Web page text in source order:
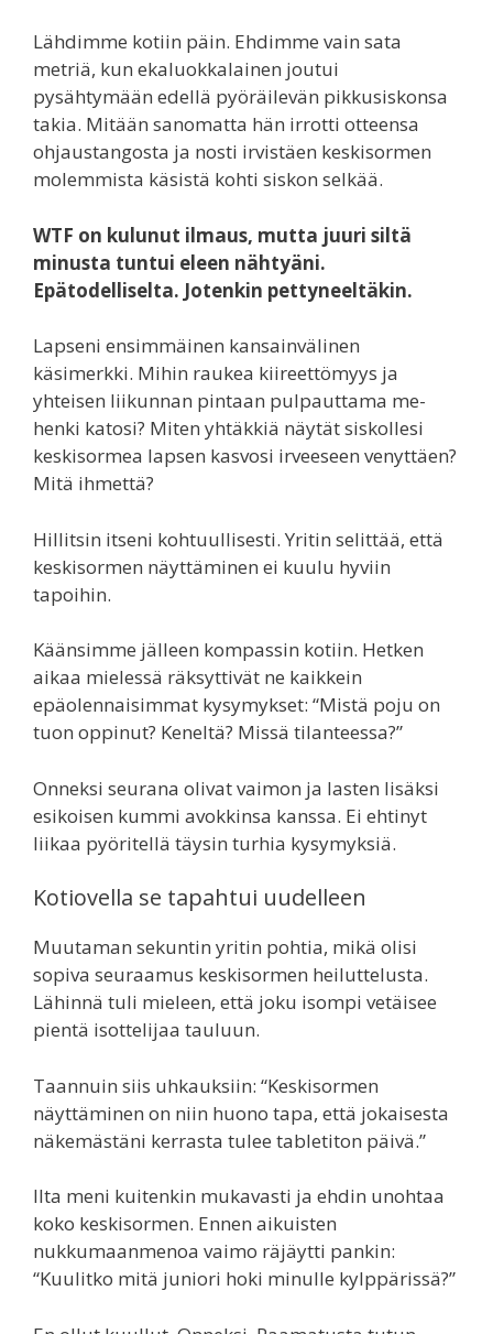
Lähdimme kotiin päin. Ehdimme vain sata
metriä, kun ekaluokkalainen joutui
pysähtymään edellä pyöräilevän pikkusiskonsa
takia. Mitään sanomatta hän irrotti otteensa
ohjaustangosta ja nosti irvistäen keskisormen
molemmista käsistä kohti siskon selkää.
WTF on kulunut ilmaus, mutta juuri siltä
minusta tuntui eleen nähtyäni.
Epätodelliselta. Jotenkin pettyneeltäkin.
Lapseni ensimmäinen kansainvälinen
käsimerkki. Mihin raukea kiireettömyys ja
yhteisen liikunnan pintaan pulpauttama me-
henki katosi? Miten yhtäkkiä näytät siskollesi
keskisormea lapsen kasvosi irveeseen venyttäen?
Mitä ihmettä?
Hillitsin itseni kohtuullisesti. Yritin selittää, että
keskisormen näyttäminen ei kuulu hyviin
tapoihin.
Käänsimme jälleen kompassin kotiin. Hetken
aikaa mielessä räksyttivät ne kaikkein
epäolennaisimmat kysymykset: “Mistä poju on
tuon oppinut? Keneltä? Missä tilanteessa?”
Onneksi seurana olivat vaimon ja lasten lisäksi
esikoisen kummi avokkinsa kanssa. Ei ehtinyt
liikaa pyöritellä täysin turhia kysymyksiä.
Kotiovella se tapahtui uudelleen
Muutaman sekuntin yritin pohtia, mikä olisi
sopiva seuraamus keskisormen heiluttelusta.
Lähinnä tuli mieleen, että joku isompi vetäisee
pientä isottelijaa tauluun.
Taannuin siis uhkauksiin: “Keskisormen
näyttäminen on niin huono tapa, että jokaisesta
näkemästäni kerrasta tulee tabletiton päivä.”
Ilta meni kuitenkin mukavasti ja ehdin unohtaa
koko keskisormen. Ennen aikuisten
nukkumaanmenoa vaimo räjäytti pankin:
“Kuulitko mitä juniori hoki minulle kylppärissä?”